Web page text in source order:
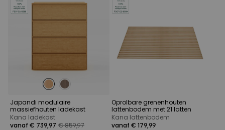
Japandi modulaire
massiefhouten ladekast
Kana ladekast
vanaf € 739,97 € 859,97
Oprolbare grenenhouten
lattenbodem met 21 latten
Kana lattenbodem
vanaf € 179,99